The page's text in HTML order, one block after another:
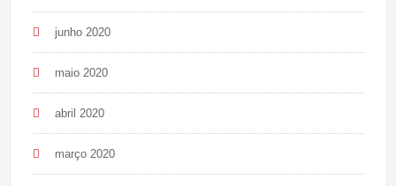
junho 2020
maio 2020
abril 2020
março 2020